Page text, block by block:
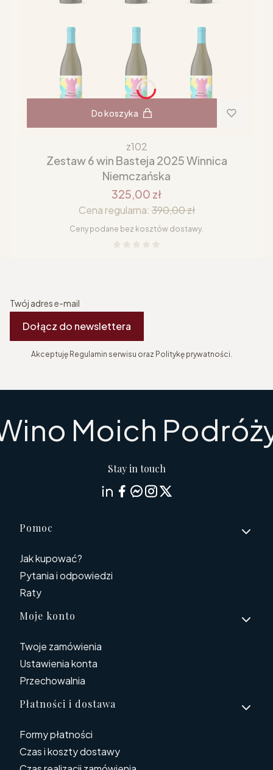
Do koszyka
z102
Zestaw 6 win Basteja 2025 Winnica
Niemczańska
325,00 zł
Cena regularna: 390,00 zł
Ceny podane bez kosztów dostawy.
Twój adres e-mail
Dołącz do newslettera
Akceptuję Regulamin serwisu oraz Politykę prywatności.
Moich
Stay in touch
Linki w stopce
Pomoc
Jak kupować?
Pytania i odpowiedzi
Raty
Moje konto
Twoje zamówienia
Ustawienia konta
Przechowalnia
Płatności i dostawa
Formy płatności
Czas i koszty dostawy